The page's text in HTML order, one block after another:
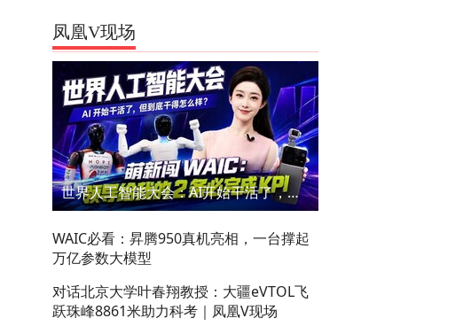
凤凰V现场
世界人工智能大会：AI开始干活了，但到底干的怎么样？萌新闯WAIC
WAIC必看：昇腾950真机亮相，一台撑起
万亿参数大模型
对话北京大学叶春翔教授：大疆eVTOL飞
跃珠峰8861米助力科考｜凤凰V现场